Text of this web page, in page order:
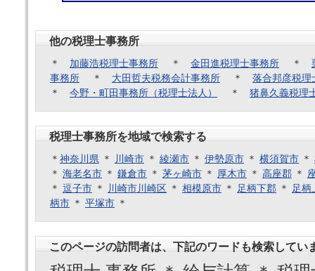
他の税理士事務所
＊ 加藤浩税理士事務所 ＊ 金田進税理士事務所 ＊
事務所 ＊ 大田哲夫税務会計事務所 ＊ 落合邦彦税理
＊ 今野・町田事務所（税理士法人） ＊ 猪鼻久義税理
税理士事務所を地域で検索する
＊ 神奈川県 ＊ 川崎市 ＊ 綾瀬市 ＊ 伊勢原市 ＊ 横須賀市 ＊
＊ 海老名市 ＊ 鎌倉市 ＊ 茅ヶ崎市 ＊ 厚木市 ＊ 高座郡 ＊
＊ 逗子市 ＊ 川崎市川崎区 ＊ 相模原市 ＊ 足柄下郡 ＊
足柄
柄市 ＊ 平塚市 ＊
このページの訪問者は、下記のワードも検索してい